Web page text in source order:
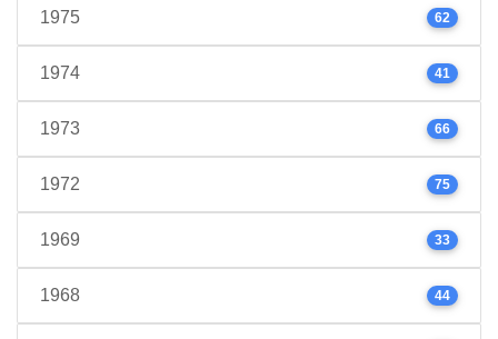
1975 62
1974 41
1973 66
1972 75
1969 33
1968 44